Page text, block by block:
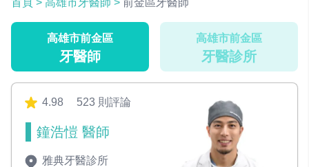
首頁 > 高雄市牙醫師 > 前金區牙醫師
高雄市前金區
牙醫師
高雄市前金區
牙醫診所
4.98 523 則評論
鐘浩愷 醫師
雅典牙醫診所